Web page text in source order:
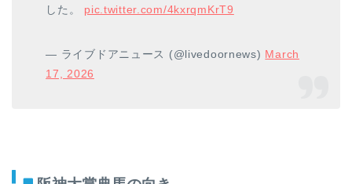
した。 pic.twitter.com/4kxrqmKrT9
— ライブドアニュース (@livedoornews) March
17, 2026